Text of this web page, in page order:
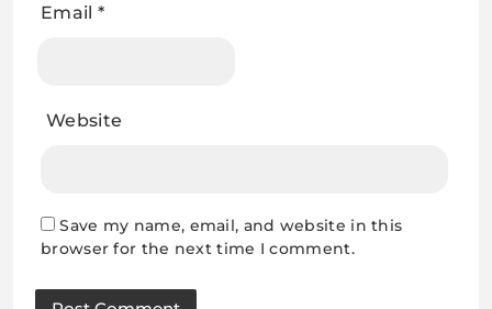
Email *
Website
Save my name, email, and website in this
browser for the next time I comment.